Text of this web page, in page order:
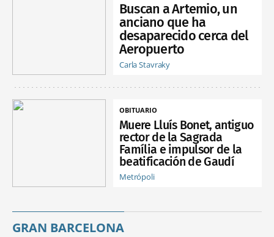
Buscan a Artemio, un
anciano que ha
desaparecido cerca del
Aeropuerto
Carla Stavraky
OBITUARIO
Muere Lluís Bonet, antiguo
rector de la Sagrada
Família e impulsor de la
beatificación de Gaudí
Metrópoli
GRAN BARCELONA